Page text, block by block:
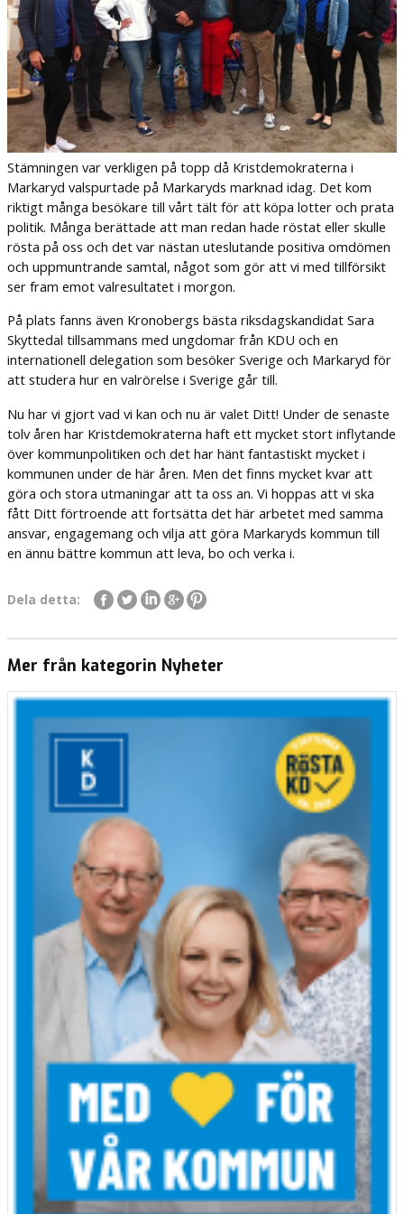
Stämningen var verkligen på topp då Kristdemokraterna i
Markaryd valspurtade på Markaryds marknad idag. Det kom
riktigt många besökare till vårt tält för att köpa lotter och prata
politik. Många berättade att man redan hade röstat eller skulle
rösta på oss och det var nästan uteslutande positiva omdömen
och uppmuntrande samtal, något som gör att vi med tillförsikt
ser fram emot valresultatet i morgon.
På plats fanns även Kronobergs bästa riksdagskandidat Sara
Skyttedal tillsammans med ungdomar från KDU och en
internationell delegation som besöker Sverige och Markaryd för
att studera hur en valrörelse i Sverige går till.
Nu har vi gjort vad vi kan och nu är valet Ditt! Under de senaste
tolv åren har Kristdemokraterna haft ett mycket stort inflytande
över kommunpolitiken och det har hänt fantastiskt mycket i
kommunen under de här åren. Men det finns mycket kvar att
göra och stora utmaningar att ta oss an. Vi hoppas att vi ska
fått Ditt förtroende att fortsätta det här arbetet med samma
ansvar, engagemang och vilja att göra Markaryds kommun till
en ännu bättre kommun att leva, bo och verka i.
Dela detta:
Mer från kategorin Nyheter